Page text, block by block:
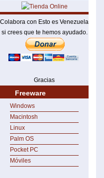
Colabora con Esto es Venezuela
si crees que te hemos ayudado.
Gracias
Freeware
Windows
Macintosh
Linux
Palm OS
Pocket PC
Móviles